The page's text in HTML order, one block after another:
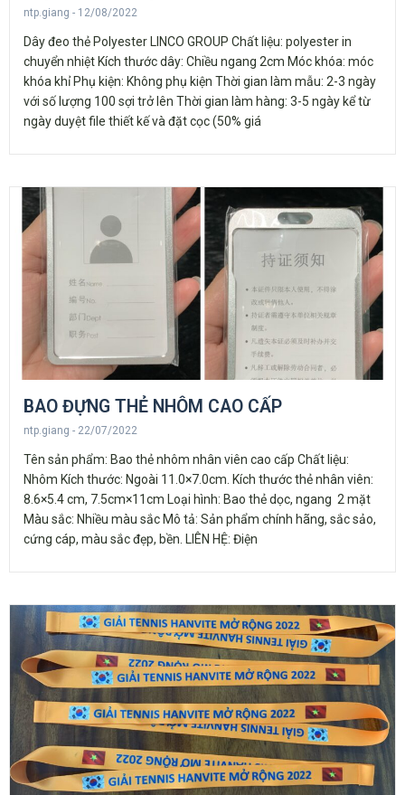
ntp.giang 12/08/2022
Dây đeo thẻ Polyester LINCO GROUP Chất liệu: polyester in
chuyển nhiệt Kích thước dây: Chiều ngang 2cm Móc khóa: móc
khóa khỉ Phụ kiện: Không phụ kiện Thời gian làm mẫu: 2-3 ngày
với số lượng 100 sợi trở lên Thời gian làm hàng: 3-5 ngày kể từ
ngày duyệt file thiết kế và đặt cọc (50% giá
BAO ĐỰNG THẺ NHÔM CAO CẤP
ntp.giang 22/07/2022
Tên sản phẩm: Bao thẻ nhôm nhân viên cao cấp Chất liệu:
Nhôm Kích thước: Ngoài 11.0×7.0cm. Kích thước thẻ nhân viên:
8.6×5.4 cm, 7.5cm×11cm Loại hình: Bao thẻ dọc, ngang 2 mặt
Màu sắc: Nhiều màu sắc Mô tả: Sản phẩm chính hãng, sắc sảo,
cứng cáp, màu sắc đẹp, bền. LIÊN HỆ: Điện